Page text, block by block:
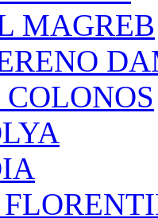
MAGREB